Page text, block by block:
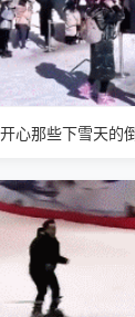
心那些下雪天的